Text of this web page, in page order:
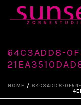
64C3ADD8-
HOME / 64C3ADD8-